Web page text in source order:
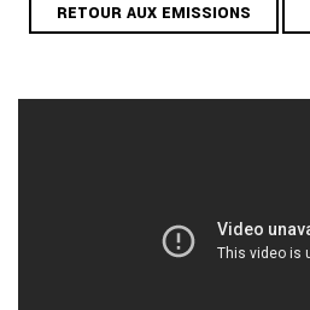
RETOUR AUX EMISSIONS